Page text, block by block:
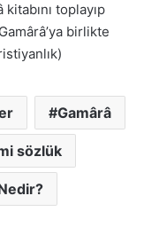
toplayıp
birlikte
Gamârâ
sözlük